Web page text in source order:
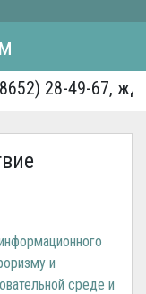
28-49-67,
и
среде и